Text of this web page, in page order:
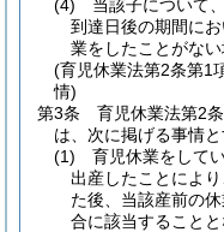
(4)
当該子について
到達日後の期間に
業をしたことがな
(育児休業法第2条第1
情)
第3条
育児休業法第2
は、次に掲げる事情と
(1)
育児休業をして
出産したことによ
た後、当該産前の
合に該当することと